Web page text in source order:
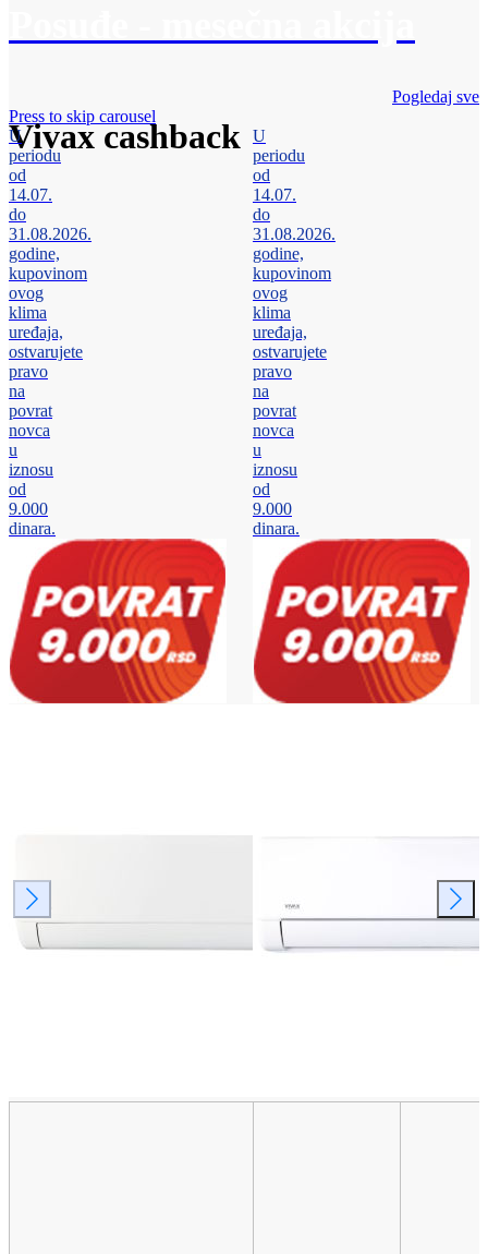
Vivax cashback
Pogledaj sve
Press to skip carousel
U
periodu
od
14.07.
do
31.08.2026.
godine,
kupovinom
ovog
klima
uređaja,
ostvarujete
pravo
na
povrat
novca
u
iznosu
od
9.000
dinara.
U
periodu
od
14.07.
do
31.08.2026.
godine,
kupovinom
ovog
klima
uređaja,
ostvarujete
pravo
na
povrat
novca
u
iznosu
od
9.000
dinara.